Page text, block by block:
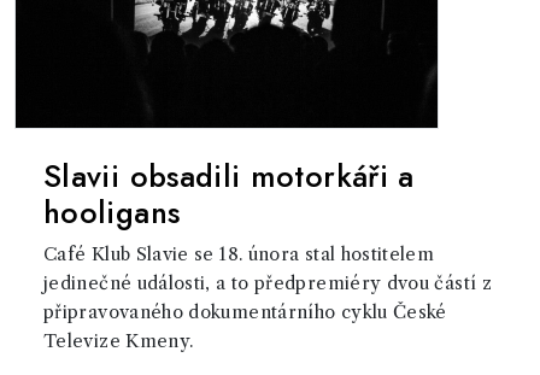
Slavii obsadili motorkáři a
hooligans
Café Klub Slavie se 18. února stal hostitelem
jedinečné události, a to předpremiéry dvou částí z
připravovaného dokumentárního cyklu České
Televize Kmeny.